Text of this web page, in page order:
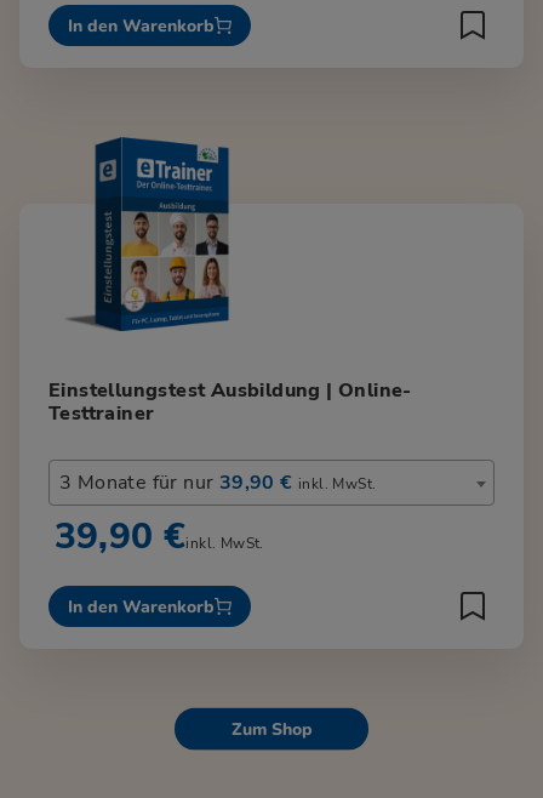
In den Warenkorb
Einstellungstest Ausbildung | Online-
Testtrainer
3 Monate für nur 39,90 € inkl. MwSt.
39,90 €inkl. MwSt.
In den Warenkorb
Zum Shop